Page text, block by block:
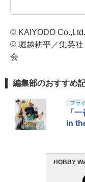
© KAIYODO
© 堀越耕平／集英
会
編集部のおすすめ
プラ
「
in
HOBBY